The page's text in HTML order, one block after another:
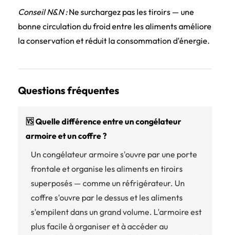
Conseil N&N :Ne surchargez pas les tiroirs — une
bonne circulation du froid entre les aliments améliore
la conservation et réduit la consommation d'énergie.
Questions fréquentes
🆚 Quelle différence entre un congélateur
armoire et un coffre ?
Un congélateur armoire s'ouvre par une porte
frontale et organise les aliments en tiroirs
superposés — comme un réfrigérateur. Un
coffre s'ouvre par le dessus et les aliments
s'empilent dans un grand volume. L'armoire est
plus facile à organiser et à accéder au